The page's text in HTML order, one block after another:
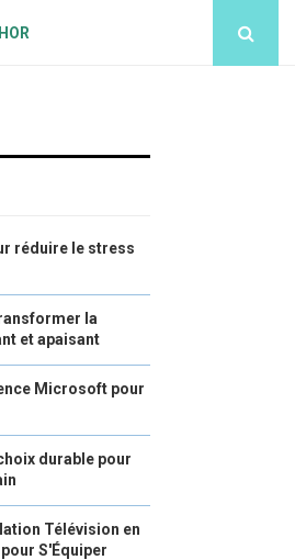
réduire le stress
la
et apaisant
Microsoft pour
durable pour
Télévision en
S'Équiper